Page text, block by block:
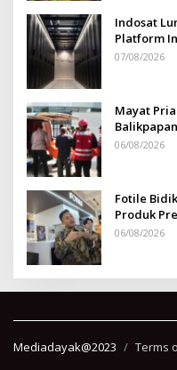
Indosat
Platform
Tenggara
07/08/2026
Mayat
TKP
06/08/2026
Fotile
Produk
06/08/2026
Mediadayak@2023 Terms